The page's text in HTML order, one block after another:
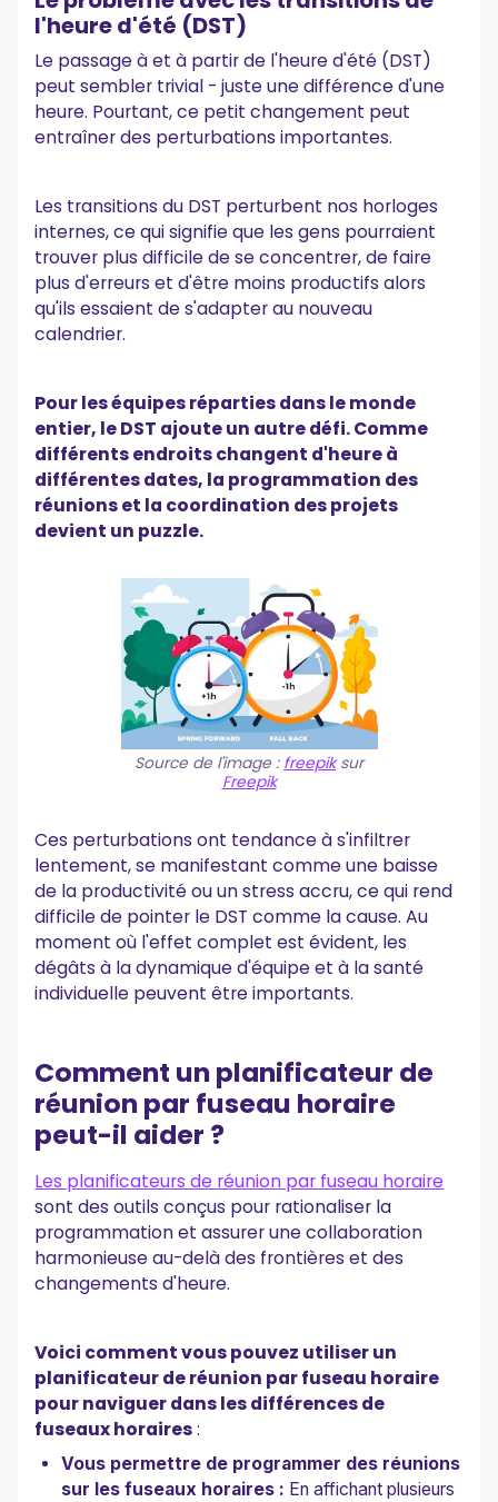
l'heure d'été (DST)
Le passage à et à partir de l'heure d'été (DST)
peut sembler trivial - juste une différence d'une
heure. Pourtant, ce petit changement peut
entraîner des perturbations importantes.
Les transitions du DST perturbent nos horloges
internes, ce qui signifie que les gens pourraient
trouver plus difficile de se concentrer, de faire
plus d'erreurs et d'être moins productifs alors
qu'ils essaient de s'adapter au nouveau
calendrier.
Pour les équipes réparties dans le monde
entier, le DST ajoute un autre défi. Comme
différents endroits changent d'heure à
différentes dates, la programmation des
réunions et la coordination des projets
devient un puzzle.
Source de l'image : freepiksur
Freepik
Ces perturbations ont tendance à s'infiltrer
lentement, se manifestant comme une baisse
de la productivité ou un stress accru, ce qui rend
difficile de pointer le DST comme la cause. Au
moment où l'effet complet est évident, les
dégâts à la dynamique d'équipe et à la santé
individuelle peuvent être importants.
Comment un planificateur de
réunion par fuseau horaire
peut-il aider ?
Les planificateurs de réunion par fuseau horaire
sont des outils conçus pour rationaliser la
programmation et assurer une collaboration
harmonieuse au-delà des frontières et des
changements d'heure.
Voici comment vous pouvez utiliser un
planificateur de réunion par fuseau horaire
pour naviguer dans les différences de
fuseaux horaires:
Vous permettre de programmer des réunions
sur les fuseaux horaires : En affichant plusieurs